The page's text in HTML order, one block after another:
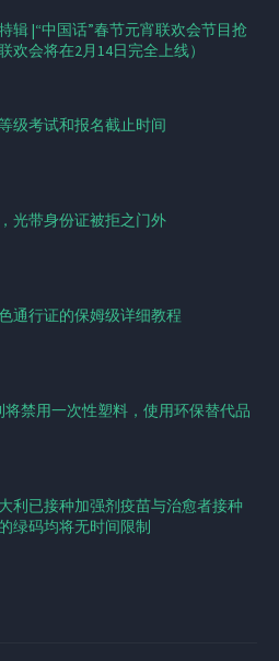
辑 |“中国话”春节元宵联欢会节目抢
欢会将在2月14日完全上线）
级考试和报名截止时间
光带身份证被拒之门外
通行证的保姆级详细教程
将禁用一次性塑料，使用环保替代品
利已接种加强剂疫苗与治愈者接种
绿码均将无时间限制